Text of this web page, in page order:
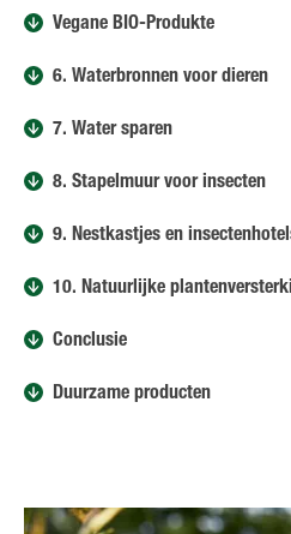
Vegane BIO-Produkte
6. Waterbronnen voor dieren
7. Water sparen
8. Stapelmuur voor insecten
9. Nestkastjes en
10. Natuurlijke
Conclusie
Duurzame producten